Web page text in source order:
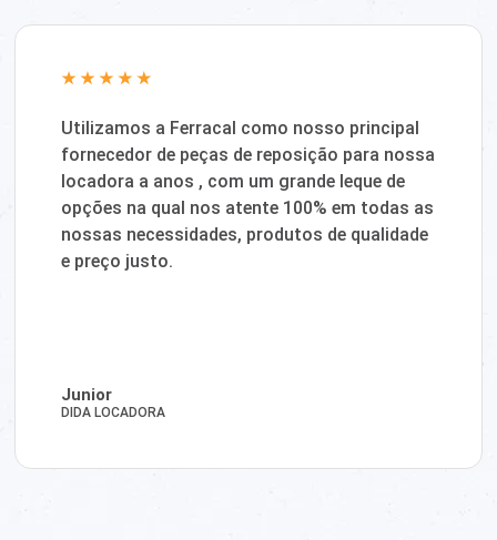
Utilizamos a Ferracal como nosso principal
fornecedor de peças de reposição para nossa
locadora a anos , com um grande leque de
opções na qual nos atente 100% em todas as
nossas necessidades, produtos de qualidade
e preço justo.
Junior
DIDA LOCADORA